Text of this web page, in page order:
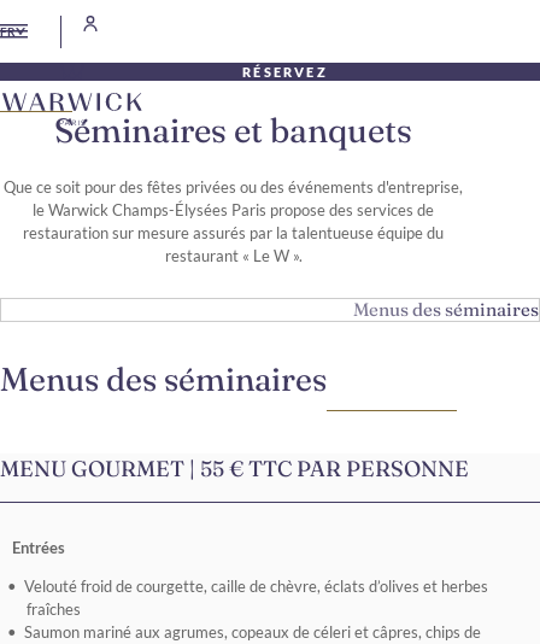
FR
RÉSERVEZ
Séminaires et banquets
Que ce soit pour des fêtes privées ou des événements d'entreprise,
le Warwick Champs-Élysées Paris propose des services de
restauration sur mesure assurés par la talentueuse équipe du
restaurant « Le W ».
Menus des séminaires
Menus des séminaires
MENU GOURMET | 55 € TTC PAR PERSONNE
Entrées
Velouté froid de courgette, caille de chèvre, éclats d’olives et herbes
fraîches
Saumon mariné aux agrumes, copeaux de céleri et câpres, chips de